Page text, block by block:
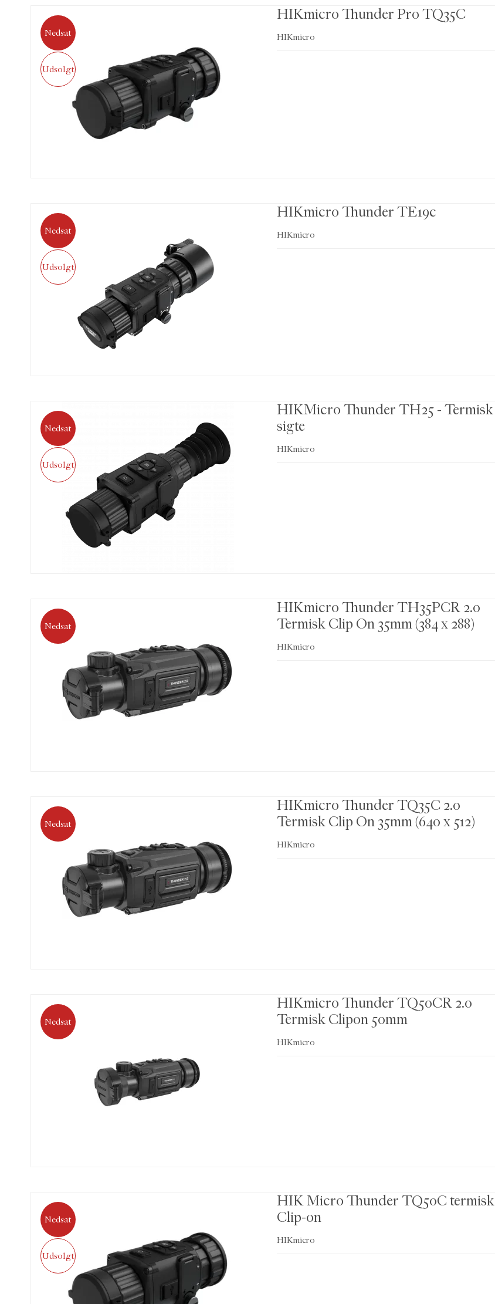
Nedsat
Udsolgt
HIKmicro Thunder Pro TQ35C
HIKmicro
Nedsat
Udsolgt
HIKmicro Thunder TE19c
HIKmicro
Nedsat
Udsolgt
HIKMicro Thunder TH25 - Termisk
sigte
HIKmicro
Nedsat
HIKmicro Thunder TH35PCR 2.0
Termisk Clip On 35mm (384 x 288)
HIKmicro
Nedsat
HIKmicro Thunder TQ35C 2.0
Termisk Clip On 35mm (640 x 512)
HIKmicro
Nedsat
HIKmicro Thunder TQ50CR 2.0
Termisk Clipon 50mm
HIKmicro
Nedsat
Udsolgt
HIK Micro Thunder TQ50C termisk
Clip-on
HIKmicro